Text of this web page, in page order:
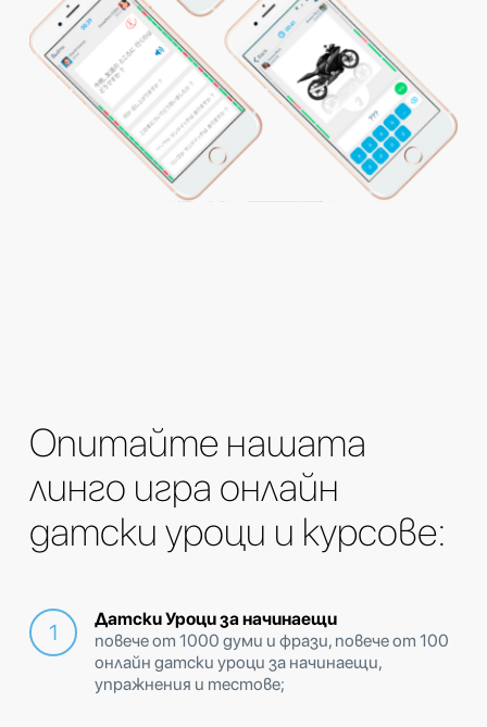
Опитайте нашата
линго игра онлайн
датски уроци и курсове:
Датски Уроци за начинаещи
повече от 1000 думи и фрази, повече от 100
онлайн датски уроци за начинаещи,
упражнения и тестове;